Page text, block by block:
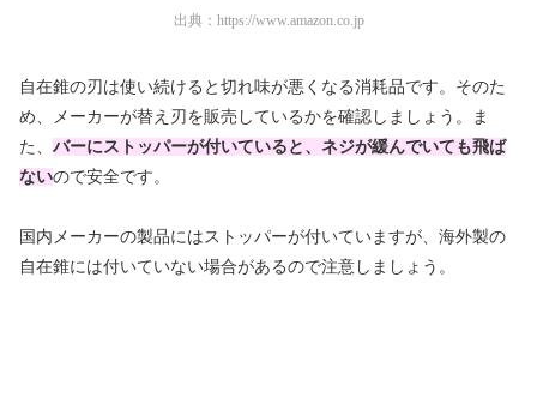
出典： https://www.amazon.co.jp
自在錐の刃は使い続けると切れ味が悪くなる消耗品です。そのた
め、メーカーが替え刃を販売しているかを確認しましょう。ま
た、 バーにストッパーが付いていると、ネジが緩んでいても飛ば
ないので安全です。
国内メーカーの製品にはストッパーが付いていますが、海外製の
自在錐には付いていない場合があるので注意しましょう。